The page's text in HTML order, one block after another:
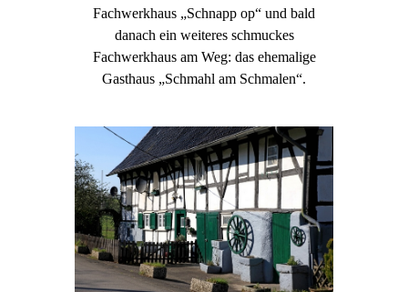
Fachwerkhaus „Schnapp op“ und bald
danach ein weiteres schmuckes
Fachwerkhaus am Weg: das ehemalige
Gasthaus „Schmahl am Schmalen“.